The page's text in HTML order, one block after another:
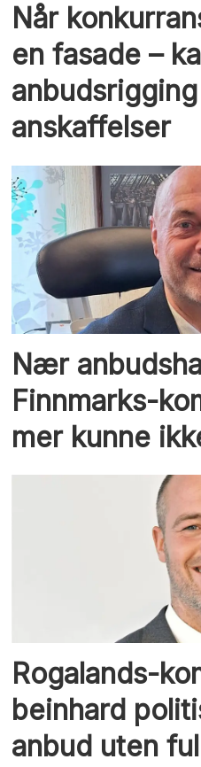
Når
en fasade –
anskaffelser
Nær
Finnmarks-
mer kunne
Rogalands-
beinhard
anbud uten